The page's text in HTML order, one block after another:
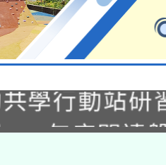
年度第2次
公告(無人
學行動站研
年度閱讀